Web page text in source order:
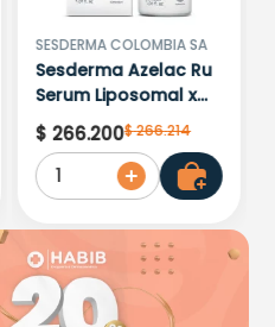
SESDERMA COLOMBIA SA
Sesderma Azelac Ru
Serum Liposomal x
30ml
$ 266.200$266.214
1